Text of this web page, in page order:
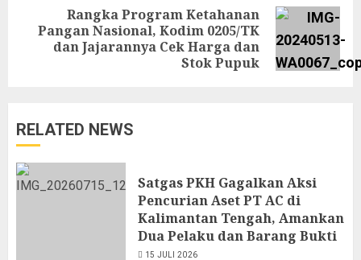
Next
Rangka Program Ketahanan
Pangan Nasional, Kodim 0205/TK
dan Jajarannya Cek Harga dan
Stok Pupuk
RELATED NEWS
Satgas PKH Gagalkan Aksi
Pencurian Aset PT AC di
Kalimantan Tengah, Amankan
Dua Pelaku dan Barang Bukti
15 JULI 2026